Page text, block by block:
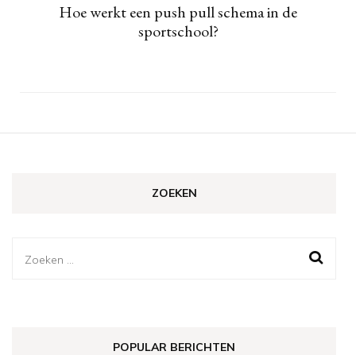
Hoe werkt een push pull schema in de
sportschool?
ZOEKEN
Zoeken
POPULAR BERICHTEN